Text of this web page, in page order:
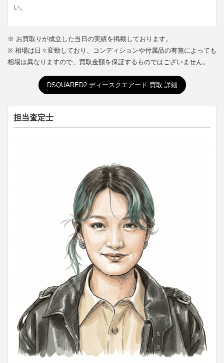
い。
※ お買取りが成立した当日の実績を掲載しております。
※ 相場は日々変動しており、コンディションや付属品の有無によっても
相場は異なりますので、買取金額を保証するものではございません。
DSQUARED2 ディースクエアード 買取 詳細
担当査定士